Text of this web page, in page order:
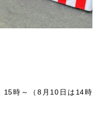
時～（8月10日は14時